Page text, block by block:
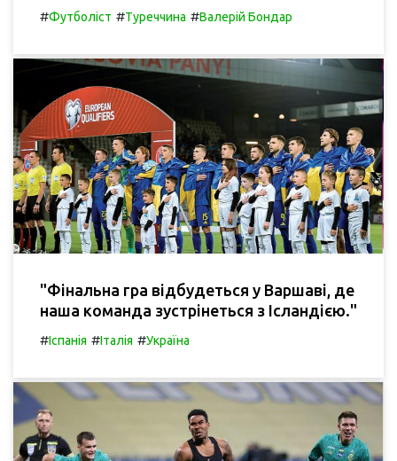
#Футболіст #Туреччина #Валерій Бондар
"Фінальна гра відбудеться у Варшаві, де
наша команда зустрінеться з Ісландією."
#Іспанія #Італія #Україна